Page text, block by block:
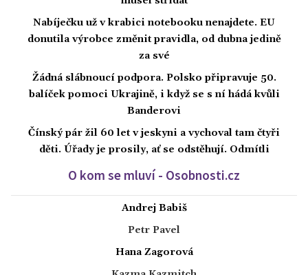
Nabíječku už v krabici notebooku nenajdete. EU
donutila výrobce změnit pravidla, od dubna jedině
za své
Žádná slábnoucí podpora. Polsko připravuje 50.
balíček pomoci Ukrajině, i když se s ní hádá kvůli
Banderovi
Čínský pár žil 60 let v jeskyni a vychoval tam čtyři
děti. Úřady je prosily, ať se odstěhují. Odmítli
O kom se mluví - Osobnosti.cz
Andrej Babiš
Petr Pavel
Hana Zagorová